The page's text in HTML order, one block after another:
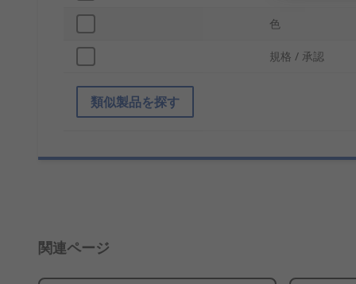
色
規格 / 承認
類似製品を探す
関連ページ